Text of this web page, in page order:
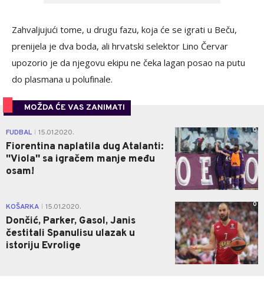
Zahvaljujući tome, u drugu fazu, koja će se igrati u Beču,
prenijela je dva boda, ali hrvatski selektor Lino Červar
upozorio je da njegovu ekipu ne čeka lagan posao na putu
do plasmana u polufinale.
MOŽDA ĆE VAS ZANIMATI
FUDBAL 15.01.2020.
Fiorentina naplatila dug Atalanti:
''Viola'' sa igračem manje među
osam!
0
KOŠARKA 15.01.2020.
Dončić, Parker, Gasol, Janis
čestitali Spanulisu ulazak u
istoriju Evrolige
0